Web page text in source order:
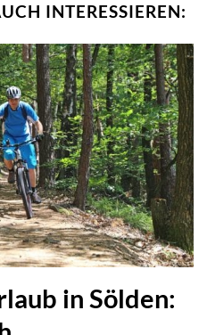
INTERESSIEREN:
in Sölden: